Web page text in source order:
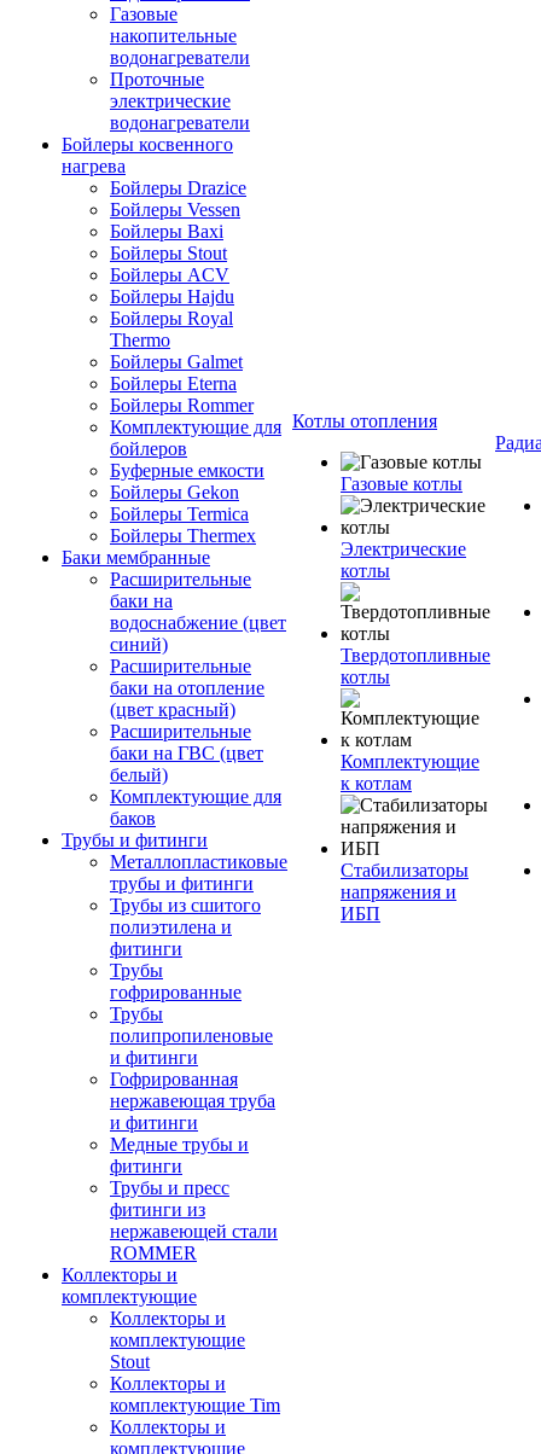
Газовые
накопительные
водонагреватели
Проточные
электрические
водонагреватели
Бойлеры косвенного
нагрева
Бойлеры Drazice
Бойлеры Vessen
Бойлеры Baxi
Бойлеры Stout
Бойлеры ACV
Бойлеры Hajdu
Бойлеры Royal
Thermo
Бойлеры Galmet
Бойлеры Eterna
Бойлеры Rommer
Комплектующие для
бойлеров
Буферные емкости
Бойлеры Gekon
Бойлеры Termica
Бойлеры Thermex
Баки мембранные
Расширительные
баки на
водоснабжение (цвет
синий)
Расширительные
баки на отопление
(цвет красный)
Расширительные
баки на ГВС (цвет
белый)
Комплектующие для
баков
Трубы и фитинги
Металлопластиковые
трубы и фитинги
Трубы из сшитого
полиэтилена и
фитинги
Трубы
гофрированные
Трубы
полипропиленовые
и фитинги
Гофрированная
нержавеющая труба
и фитинги
Медные трубы и
фитинги
Трубы и пресс
фитинги из
нержавеющей стали
ROMMER
Коллекторы и
комплектующие
Коллекторы и
комплектующие
Stout
Коллекторы и
комплектующие Tim
Коллекторы и
комплектующие
Котлы отопления
Газовые котлы
Электрические
котлы
Твердотопливные
котлы
Комплектующие
к котлам
Стабилизаторы
напряжения и
ИБП